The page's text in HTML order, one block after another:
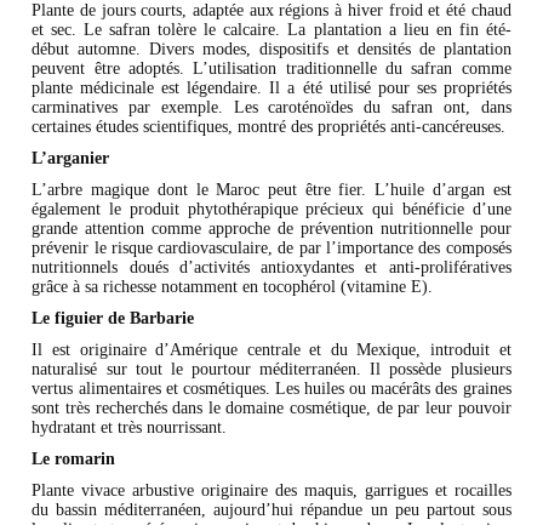
Plante de jours courts, adaptée aux régions à hiver froid et été chaud
et sec. Le safran tolère le calcaire. La plantation a lieu en fin été-
début automne. Divers modes, dispositifs et densités de plantation
peuvent être adoptés. L’utilisation traditionnelle du safran comme
plante médicinale est légendaire. Il a été utilisé pour ses propriétés
carminatives par exemple. Les caroténoïdes du safran ont, dans
certaines études scientifiques, montré des propriétés anti-cancéreuses.
L’arganier
L’arbre magique dont le Maroc peut être fier. L’huile d’argan est
également le produit phytothérapique précieux qui bénéficie d’une
grande attention comme approche de prévention nutritionnelle pour
prévenir le risque cardiovasculaire, de par l’importance des composés
nutritionnels doués d’activités antioxydantes et anti-prolifératives
grâce à sa richesse notamment en tocophérol (vitamine E).
Le figuier de Barbarie
Il est originaire d’Amérique centrale et du Mexique, introduit et
naturalisé sur tout le pourtour méditerranéen. Il possède plusieurs
vertus alimentaires et cosmétiques. Les huiles ou macérâts des graines
sont très recherchés dans le domaine cosmétique, de par leur pouvoir
hydratant et très nourrissant.
Le romarin
Plante vivace arbustive originaire des maquis, garrigues et rocailles
du bassin méditerranéen, aujourd’hui répandue un peu partout sous